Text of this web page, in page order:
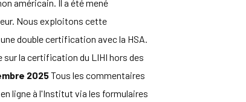
américain. Il a été mené
Nous exploitons cette
double certification avec la HSA.
la certification du LIHI hors des
2025Tous les commentaires
ligne à l'Institut via les formulaires